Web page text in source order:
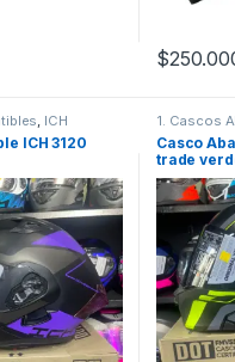
tiene múltiples variantes.
$
Este
, ICH
ICH 3120
1. Cascos
Casco
trade